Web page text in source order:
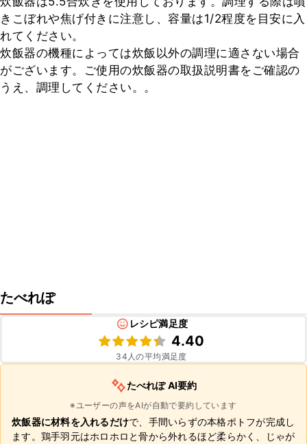
きこぼれや焦げ付きに注意し、容量は1/2程度を目安に入
れてください。
炊飯器の機種によっては炊飯以外の調理に適さない場合
がございます。ご使用の炊飯器の取扱説明書をご確認の
うえ、調理してください。。
たべれぽ
レシピ満足度
4.40
34 人の平均満足度
たべれぽ AI要約
※ユーザーの声をAIが自動で要約しています
炊飯器に材料を入れるだけで、手間いらずの本格ポトフが完成し
ます。鶏手羽元はホロホロと骨から外れるほど柔らかく、じゃが